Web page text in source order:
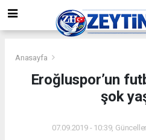
Anasayfa
Eroğluspor’un
şok
07.09.2019 - 10:39,